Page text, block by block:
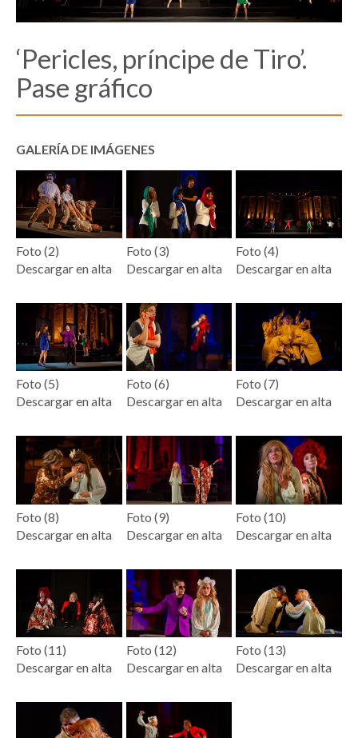
‘Pericles, príncipe de Tiro’.
Pase gráfico
GALERÍA DE IMÁGENES
Foto (2)
Descargar en alta
Foto (3)
Descargar en alta
Foto (4)
Descargar en alta
Foto (5)
Descargar en alta
Foto (6)
Descargar en alta
Foto (7)
Descargar en alta
Foto (8)
Descargar en alta
Foto (9)
Descargar en alta
Foto (10)
Descargar en alta
Foto (11)
Descargar en alta
Foto (12)
Descargar en alta
Foto (13)
Descargar en alta